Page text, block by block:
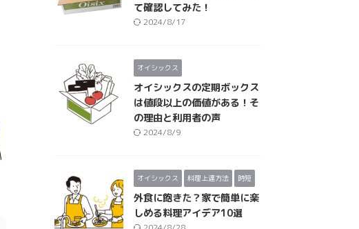
て確認してみた！
2024/8/17
オイシックス
オイシックスの定期ボックス
は値段以上の価値がある！そ
の理由と利用者の声
2024/8/9
オイシックス 料理上達方法 時短
外食に飽きた？家で簡単に楽
しめる料理アイデア10選